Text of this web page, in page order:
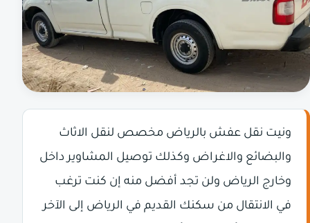
ونيت نقل عفش بالرياض مخصص لنقل الاثاث
والبضائع والاغراض وكذلك توصيل المشاوير داخل
وخارج الرياض ولن تجد أفضل منه إن كنت ترغب
في الانتقال من سكنك القديم في الرياض إلى الآخر